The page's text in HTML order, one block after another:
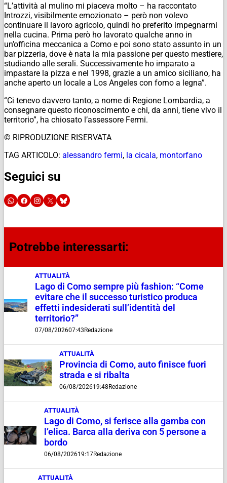
“L’attività al mulino mi piaceva molto – ha raccontato
Introzzi, visibilmente emozionato – però non volevo
continuare il lavoro agricolo, quindi ho preferito impegnarmi
nella cucina. Prima però ho lavorato qualche anno in
un’officina meccanica a Como e poi sono stato assunto in un
bar pizzeria, dove è nata la mia passione per questo mestiere,
studiando alle serali. Successivamente ho imparato a
impastare la pizza e nel 1998, grazie a un amico siciliano, ha
anche aperto un locale a Los Angeles con forno a legna”.
“Ci tenevo davvero tanto, a nome di Regione Lombardia, a
consegnare questo riconoscimento e chi, da anni, tiene vivo il
territorio”, ha chiosato l’assessore Fermi.
© RIPRODUZIONE RISERVATA
TAG ARTICOLO: alessandro fermi, la cicala, montorfano
Seguici su
Potrebbe interessarti:
ATTUALITÀ
Lago di Como sempre più fashion: “Come
evitare che il successo turistico produca
effetti indesiderati sull’identità del
territorio?”
07/08/202607:43 Redazione
ATTUALITÀ
Provincia di Como, auto finisce fuori
strada e si ribalta
06/08/202619:48 Redazione
ATTUALITÀ
Lago di Como, si ferisce alla gamba con
l’elica. Barca alla deriva con 5 persone a
bordo
06/08/202619:17Redazione
ATTUALITÀ